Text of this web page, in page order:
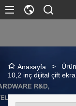
Anasayfa >
10,2 inç dijital çift